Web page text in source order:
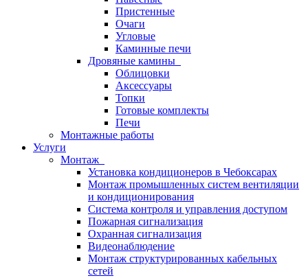
Пристенные
Очаги
Угловые
Каминные печи
Дровяные камины
Облицовки
Аксессуары
Топки
Готовые комплекты
Печи
Монтажные работы
Услуги
Монтаж
Установка кондиционеров в Чебоксарах
Монтаж промышленных систем вентиляции
и кондиционирования
Система контроля и управления доступом
Пожарная сигнализация
Охранная сигнализация
Видеонаблюдение
Монтаж структурированных кабельных
сетей